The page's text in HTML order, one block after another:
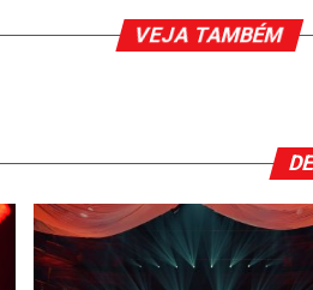
VEJA TAMBÉM